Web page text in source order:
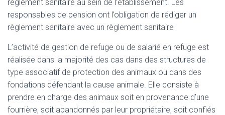
règlement sanitaire au sein de l’établissement. Les
responsables de pension ont l’obligation de rédiger un
règlement sanitaire avec un règlement sanitaire
L’activité de gestion de refuge ou de salarié en refuge est
réalisée dans la majorité des cas dans des structures de
type associatif de protection des animaux ou dans des
fondations défendant la cause animale. Elle consiste à
prendre en charge des animaux soit en provenance d’une
fourrière, soit abandonnés par leur propriétaire, soit confiés